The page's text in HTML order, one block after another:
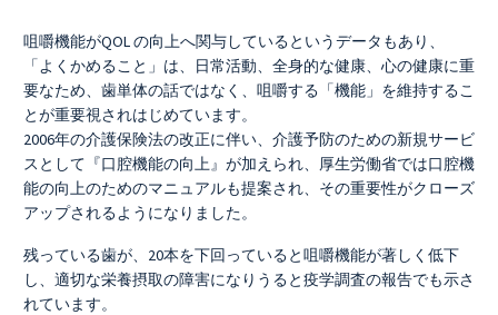
咀嚼機能がQOL の向上へ関与しているというデータもあり、
「よくかめること」は、日常活動、全身的な健康、心の健康に重
要なため、歯単体の話ではなく、咀嚼する「機能」を維持するこ
とが重要視されはじめています。
2006年の介護保険法の改正に伴い、介護予防のための新規サービ
スとして『口腔機能の向上』が加えられ、厚生労働省では口腔機
能の向上のためのマニュアルも提案され、その重要性がクローズ
アップされるようになりました。
残っている歯が、20本を下回っていると咀嚼機能が著しく低下
し、適切な栄養摂取の障害になりうると疫学調査の報告でも示さ
れています。